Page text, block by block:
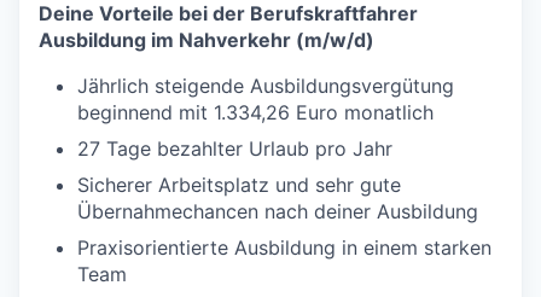
Deine Vorteile bei der Berufskraftfahrer
Ausbildung im Nahverkehr (m/w/d)
Jährlich steigende Ausbildungsvergütung
beginnend mit 1.334,26 Euro monatlich
27 Tage bezahlter Urlaub pro Jahr
Sicherer Arbeitsplatz und sehr gute
Übernahmechancen nach deiner Ausbildung
Praxisorientierte Ausbildung in einem starken
Team